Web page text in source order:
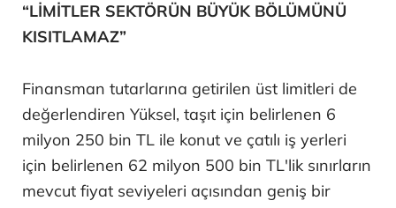
“LİMİTLER SEKTÖRÜN BÜYÜK BÖLÜMÜNÜ
KISITLAMAZ”
Finansman tutarlarına getirilen üst limitleri de
değerlendiren Yüksel, taşıt için belirlenen 6
milyon 250 bin TL ile konut ve çatılı iş yerleri
için belirlenen 62 milyon 500 bin TL'lik sınırların
mevcut fiyat seviyeleri açısından geniş bir